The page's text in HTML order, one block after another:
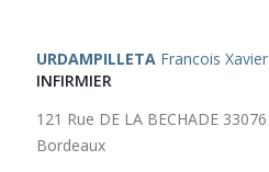
URDAMPILLETA Francois Xavier
INFIRMIER
121 Rue DE LA BECHADE 33076
Bordeaux